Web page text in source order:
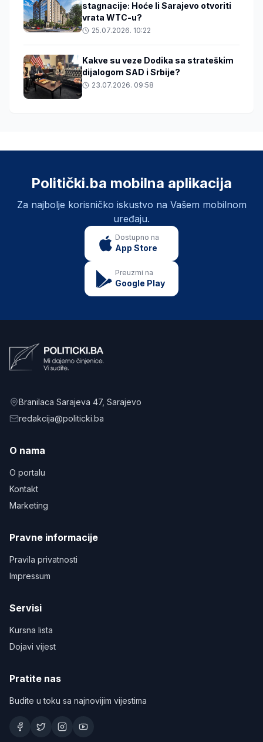
stagnacije: Hoće li Sarajevo otvoriti
vrata WTC-u?
25.07.2026. 10:22
Kakve su veze Dodika sa strateškim
dijalogom SAD i Srbije?
23.07.2026. 09:58
Politički.ba mobilna aplikacija
Za najbolje korisničko iskustvo na Vašem mobilnom
uređaju.
Dostupno na
App Store
Preuzmi na
Google Play
Branilaca Sarajeva 47, Sarajevo
redakcija@politicki.ba
O nama
O portalu
Kontakt
Marketing
Pravne informacije
Pravila privatnosti
Impressum
Servisi
Kursna lista
Dojavi vijest
Pratite nas
Budite u toku sa najnovijim vijestima